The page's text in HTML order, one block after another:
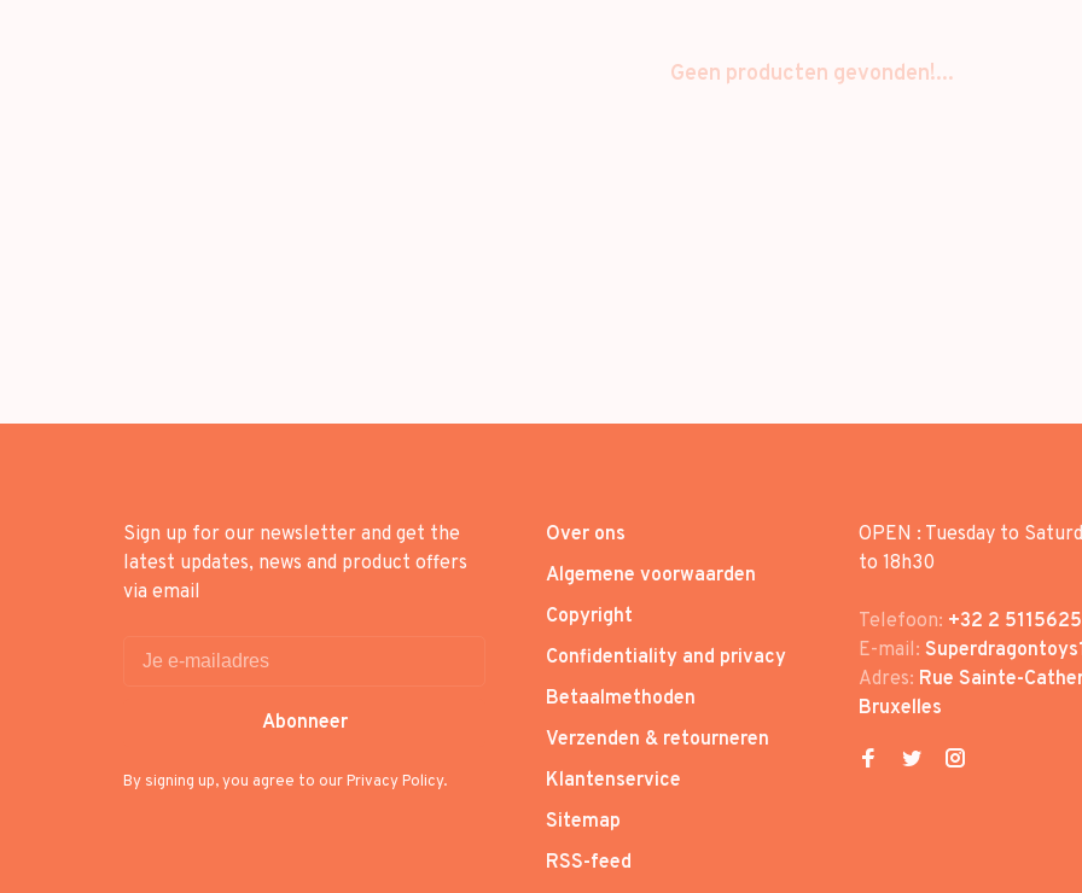
Geen producten gevonden!...
Sign up for our newsletter and get the
latest updates, news and product offers
via email
Abonneer
By signing up, you agree to our Privacy Policy.
Over ons
Algemene voorwaarden
Copyright
Confidentiality and privacy
Betaalmethoden
Verzenden & retourneren
Klantenservice
Sitemap
RSS-feed
OPEN : Tuesday to
to 18h30
Telefoon: +32 2 5115625
E-mail:
Adres: Rue Sainte-
Bruxelles